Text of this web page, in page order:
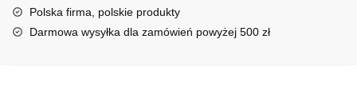
t
i
Polska firma, polskie produkty
Darmowa wysyłka dla zamówień powyżej 500 zł